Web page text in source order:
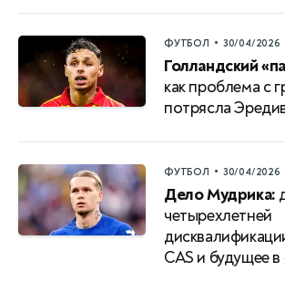
ФУТБОЛ • 30/04/2026
Голландский
как проблема с
потрясла
ФУТБОЛ • 30/04/2026
Дело Мудрика:
четырехлетней
CAS и будущее в